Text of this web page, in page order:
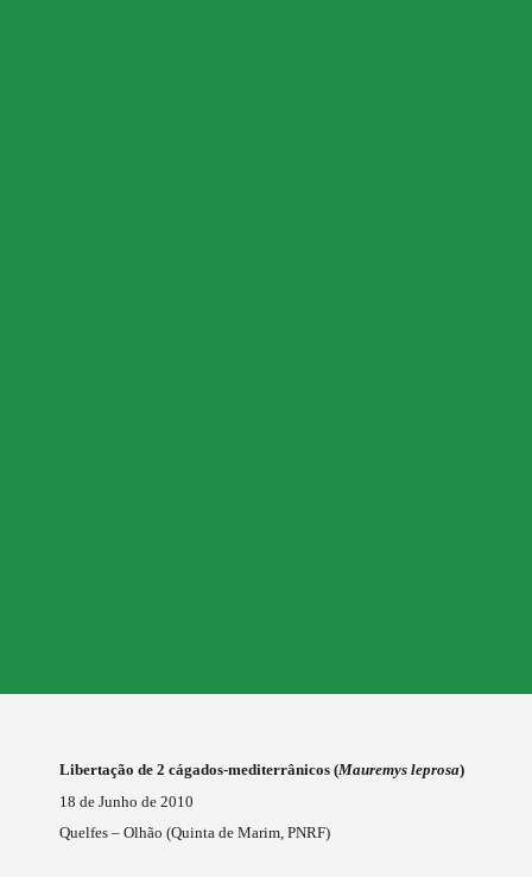
Libertação de 2 cágados-mediterrânicos (Mauremys leprosa)
18 de Junho de 2010
Quelfes – Olhão (Quinta de Marim, PNRF)